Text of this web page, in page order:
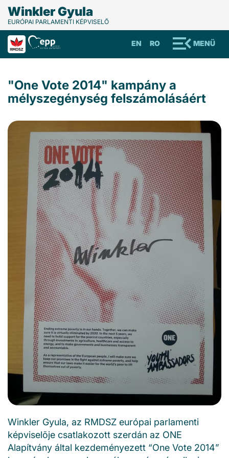
Winkler Gyula
EURÓPAI PARLAMENTI KÉPVISELŐ
MENÜ
RO
EN
"One Vote 2014" kampány a
mélyszegénység felszámolásáért
Winkler Gyula, az RMDSZ európai parlamenti
képviselõje csatlakozott szerdán az ONE
Alapítvány által kezdeményezett “One Vote 2014”